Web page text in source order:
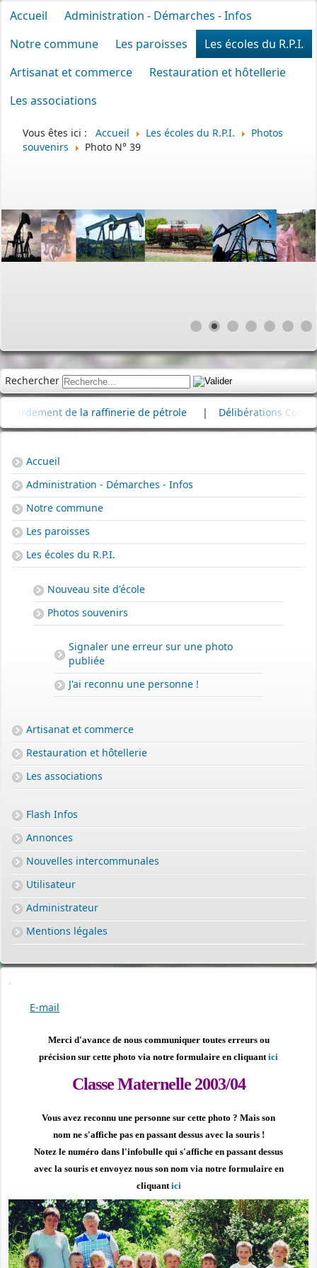
Accueil
Administration - Démarches - Infos
Notre commune
Les paroisses
Les écoles du R.P.I.
Artisanat et commerce
Restauration et hôtellerie
Les associations
Vous êtes ici : Accueil Les écoles du R.P.I.
Photos
souvenirs
Photo N° 39
Rechercher
de la raffinerie de pétrole | Délibérations Conseil
Accueil
Administration - Démarches - Infos
Notre commune
Les paroisses
Les écoles du R.P.I.
Nouveau site d'école
Photos souvenirs
Signaler une erreur sur une photo
publiée
J'ai reconnu une personne !
Artisanat et commerce
Restauration et hôtellerie
Les associations
Flash Infos
Annonces
Nouvelles intercommunales
Utilisateur
Administrateur
Mentions légales
E-mail
Merci d'avance de nous communiquer toutes erreurs ou
précision sur cette photo via notre formulaire en cliquant ici
Classe Maternelle 2003/04
Vous avez reconnu une personne sur cette photo ? Mais son
nom ne s'affiche pas en passant dessus avec la souris !
Notez le numéro dans l'infobulle qui s'affiche en passant dessus
avec la souris et envoyez nous son nom via notre formulaire en
cliquantici
PERMIS DE CONSTRUIRE- DECLARATION PREALABLE
dorénavant en ligne
Depuis le 3 janvier 2022, vous pouvez profiter de lasaisine par
voie électronique (SVE)pour déposer votre
d’autorisation d’urbanisme
(Permis de construire, d’aménager et de démolir, déclaration
préalable et certificat d’urbanisme) avec les mêmes garanties de
réception